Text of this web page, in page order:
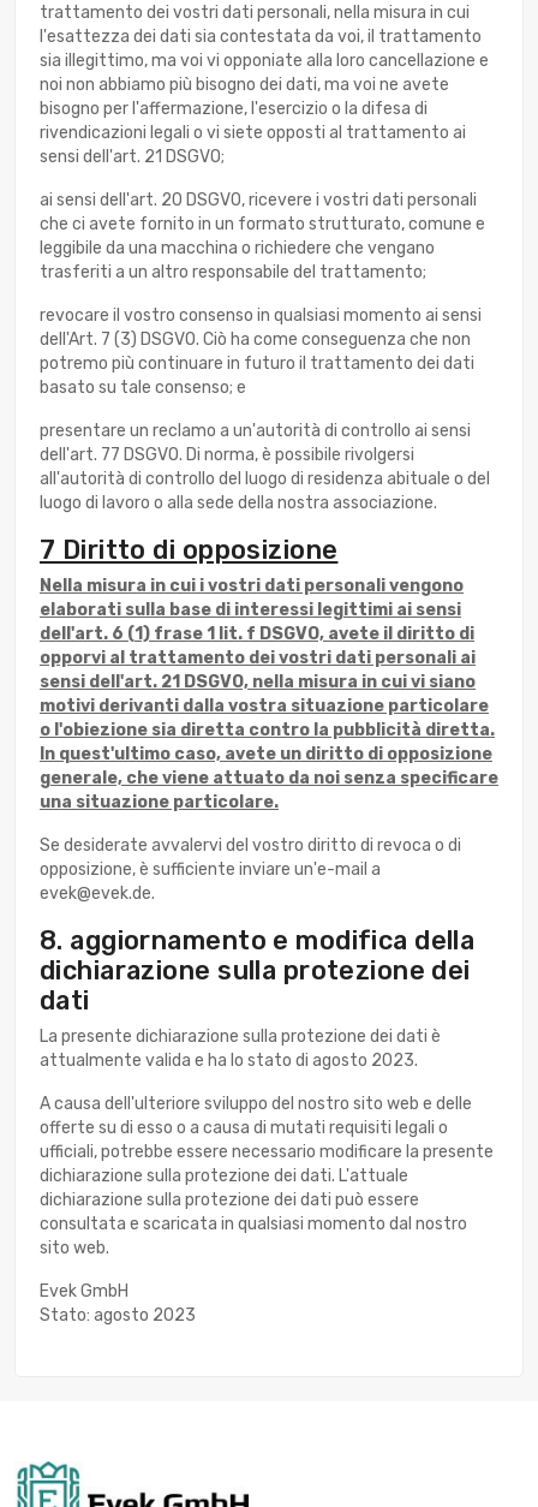
trattamento dei vostri dati personali, nella misura in cui
l'esattezza dei dati sia contestata da voi, il trattamento
sia illegittimo, ma voi vi opponiate alla loro cancellazione e
noi non abbiamo più bisogno dei dati, ma voi ne avete
bisogno per l'affermazione, l'esercizio o la difesa di
rivendicazioni legali o vi siete opposti al trattamento ai
sensi dell'art. 21 DSGVO;
ai sensi dell'art. 20 DSGVO, ricevere i vostri dati personali
che ci avete fornito in un formato strutturato, comune e
leggibile da una macchina o richiedere che vengano
trasferiti a un altro responsabile del trattamento;
revocare il vostro consenso in qualsiasi momento ai sensi
dell'Art. 7 (3) DSGVO. Ciò ha come conseguenza che non
potremo più continuare in futuro il trattamento dei dati
basato su tale consenso; e
presentare un reclamo a un'autorità di controllo ai sensi
dell'art. 77 DSGVO. Di norma, è possibile rivolgersi
all'autorità di controllo del luogo di residenza abituale o del
luogo di lavoro o alla sede della nostra associazione.
7 Diritto di opposizione
Nella misura in cui i vostri dati personali vengono
elaborati sulla base di interessi legittimi ai sensi
dell'art. 6 (1) frase 1 lit. f DSGVO, avete il diritto di
opporvi al trattamento dei vostri dati personali ai
sensi dell'art. 21 DSGVO, nella misura in cui vi siano
motivi derivanti dalla vostra situazione particolare
o l'obiezione sia diretta contro la pubblicità diretta.
In quest'ultimo caso, avete un diritto di opposizione
generale, che viene attuato da noi senza specificare
una situazione particolare.
Se desiderate avvalervi del vostro diritto di revoca o di
opposizione, è sufficiente inviare un'e-mail a
evek@evek.de.
8. aggiornamento e modifica della
dichiarazione sulla protezione dei
dati
La presente dichiarazione sulla protezione dei dati è
attualmente valida e ha lo stato di agosto 2023.
A causa dell'ulteriore sviluppo del nostro sito web e delle
offerte su di esso o a causa di mutati requisiti legali o
ufficiali, potrebbe essere necessario modificare la presente
dichiarazione sulla protezione dei dati. L'attuale
dichiarazione sulla protezione dei dati può essere
consultata e scaricata in qualsiasi momento dal nostro
sito web.
Evek GmbH
Stato: agosto 2023